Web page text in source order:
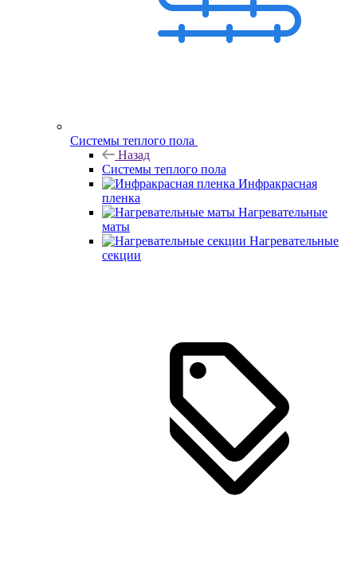
Системы теплого пола
Назад
Системы теплого пола
Инфракрасная
пленка
Нагревательные
маты
Нагревательные
секции